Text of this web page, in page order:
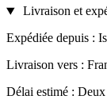
Livraison et
Expédiée depuis :
Livraison vers :
Délai estimé : Deux